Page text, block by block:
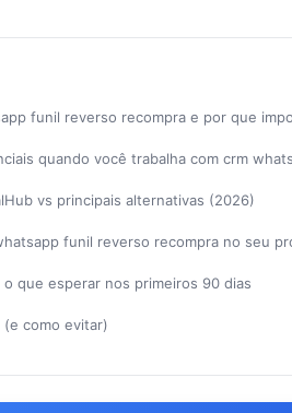
funil reverso recompra e por que
quando você trabalha com crm
vs principais alternativas (2026)
funil reverso recompra no seu
que esperar nos primeiros 90 dias
(e como evitar)